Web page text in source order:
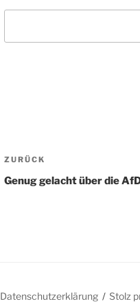
Vorheriger
Beitrag
ZURÜCK
Genug gelacht über die
Datenschutzerklärung Stolz